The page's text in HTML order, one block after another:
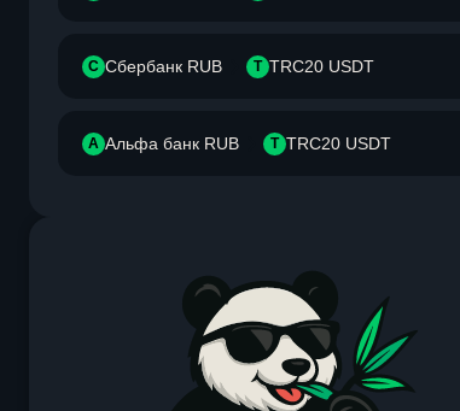
С Сбербанк RUB T TRC20 USDT
А Альфа банк RUB T TRC20 USDT